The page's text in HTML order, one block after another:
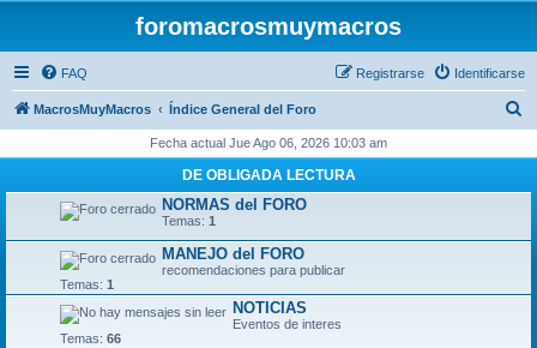
foromacrosmuymacros
FAQ Identificarse
Registrarse
MacrosMuyMacros Índice General del Foro
c
Fecha actual Jue Ago 06, 2026 10:03 am
DE OBLIGADA LECTURA
NORMAS del FORO
Temas: 1
MANEJO del FORO
recomendaciones para publicar
Temas: 1
NOTICIAS
Eventos de interes
Temas: 66